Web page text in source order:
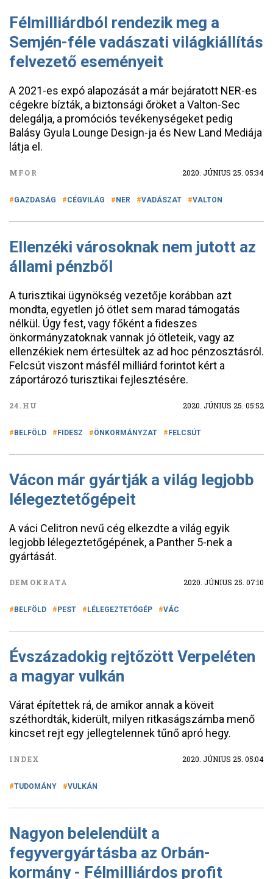
Félmilliárdból rendezik meg a
Semjén-féle vadászati világkiállítás
felvezető eseményeit
A 2021-es expó alapozását a már bejáratott NER-es
cégekre bízták, a biztonsági őröket a Valton-Sec
delegálja, a promóciós tevékenységeket pedig
Balásy Gyula Lounge Design-ja és New Land Mediája
látja el.
MFOR 2020. JÚNIUS 25. 05:34
GAZDASÁG CÉGVILÁG NER VADÁSZAT VALTON
Ellenzéki városoknak nem jutott az
állami pénzből
A turisztikai ügynökség vezetője korábban azt
mondta, egyetlen jó ötlet sem marad támogatás
nélkül. Úgy fest, vagy főként a fideszes
önkormányzatoknak vannak jó ötleteik, vagy az
ellenzékiek nem értesültek az ad hoc pénzosztásról.
Felcsút viszont másfél milliárd forintot kért a
záportározó turisztikai fejlesztésére.
24.HU 2020. JÚNIUS 25. 05:52
BELFÖLD FIDESZ ÖNKORMÁNYZAT FELCSÚT
Vácon már gyártják a világ legjobb
lélegeztetőgépeit
A váci Celitron nevű cég elkezdte a világ egyik
legjobb lélegeztetőgépének, a Panther 5-nek a
gyártását.
DEMOKRATA 2020. JÚNIUS 25. 07:10
BELFÖLD PEST LÉLEGEZTETŐGÉP VÁC
Évszázadokig rejtőzött Verpeléten
a magyar vulkán
Várat építettek rá, de amikor annak a köveit
széthordták, kiderült, milyen ritkaságszámba menő
kincset rejt egy jellegtelennek tűnő apró hegy.
INDEX 2020. JÚNIUS 25. 05:04
TUDOMÁNY VULKÁN
Nagyon belelendült a
fegyvergyártásba az Orbán-
kormány - Félmilliárdos profit